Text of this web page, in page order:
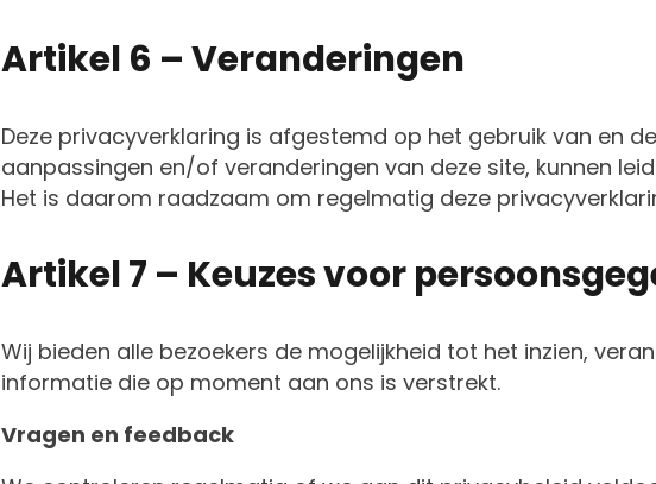
Artikel 6 – Veranderingen
Deze privacyverklaring is afgestemd op het gebruik van en
aanpassingen en/of veranderingen van deze site, kunnen
Het is daarom raadzaam om regelmatig deze
Artikel 7 – Keuzes voor
Wij bieden alle bezoekers de mogelijkheid tot het inzien,
informatie die op moment aan ons is verstrekt.
Vragen en feedback